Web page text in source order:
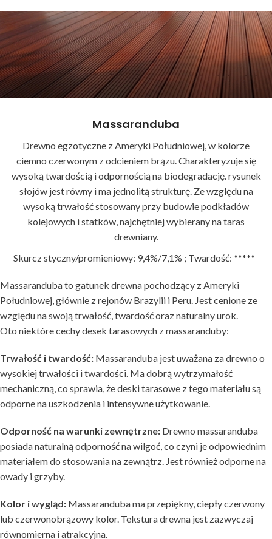
Massaranduba
Drewno egzotyczne z Ameryki Południowej, w kolorze
ciemno czerwonym z odcieniem brązu. Charakteryzuje się
wysoką twardością i odpornością na biodegradację. rysunek
słojów jest równy i ma jednolitą strukturę. Ze względu na
wysoką trwałość stosowany przy budowie podkładów
kolejowych i statków, najchętniej wybierany na taras
drewniany.
Skurcz styczny/promieniowy: 9,4%/7,1% ; Twardość: *****
Massaranduba to gatunek drewna pochodzący z Ameryki
Południowej, głównie z rejonów Brazylii i Peru. Jest cenione ze
względu na swoją trwałość, twardość oraz naturalny urok.
Oto niektóre cechy desek tarasowych z massaranduby:
Trwałość i twardość: Massaranduba jest uważana za drewno o
wysokiej trwałości i twardości. Ma dobrą wytrzymałość
mechaniczną, co sprawia, że deski tarasowe z tego materiału są
odporne na uszkodzenia i intensywne użytkowanie.
Odporność na warunki zewnętrzne: Drewno massaranduba
posiada naturalną odporność na wilgoć, co czyni je odpowiednim
materiałem do stosowania na zewnątrz. Jest również odporne na
owady i grzyby.
Kolor i wygląd: Massaranduba ma przepiękny, ciepły czerwony
lub czerwonobrązowy kolor. Tekstura drewna jest zazwyczaj
równomierna i atrakcyjna.